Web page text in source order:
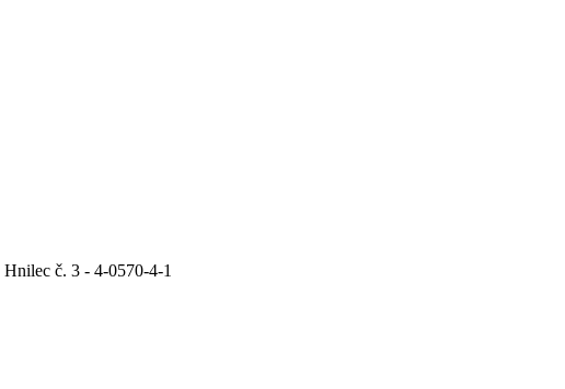
Hnilec č. 3 - 4-0570-4-1